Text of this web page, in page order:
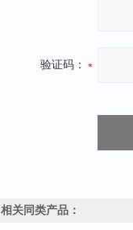
验证码：
相关同类产品：